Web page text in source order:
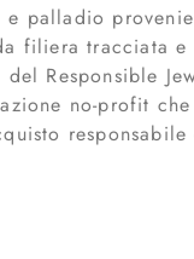
palladio
filiera tracciata
Responsible
no-profit